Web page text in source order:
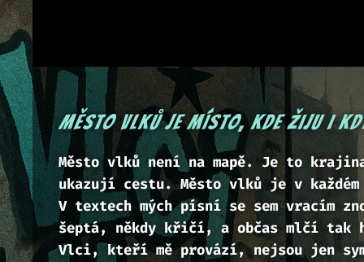
Město vlků je místo, kde žiju i
Město vlků není na mapě. Je to
ukazují cestu. Město vlků je v
V textech mých písní se sem vracím
šeptá, někdy křičí, a občas mlčí
Vlci, kteří mě provází, nejsou jen